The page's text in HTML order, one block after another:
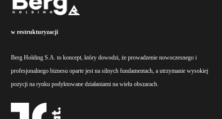
w restrukturyzacji
Berg Holding S.A. to koncept, który dowodzi, że prowadzenie nowoczesnego i
profesjonalnego biznesu oparte jest na silnych fundamentach, a utrzymanie wysokiej
pozycji na rynku podyktowane działaniami na wielu obszarach.